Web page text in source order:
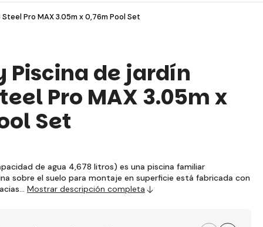
Pro MAX 3.05m x 0,76m Pool Set
Piscina de jardín
Pro MAX 3.05m x
Set
de agua 4,678 litros) es una piscina familiar
sobre el suelo para montaje en superficie está fabricada con
Mostrar descripción completa